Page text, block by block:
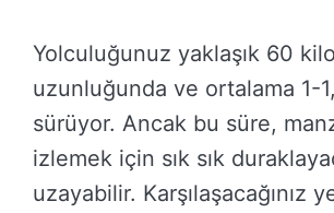
Yolculuğunuz yaklaşık 60
uzunluğunda ve ortalama 1-
sürüyor. Ancak bu süre,
izlemek için sık sık
uzayabilir. Karşılaşacağınız